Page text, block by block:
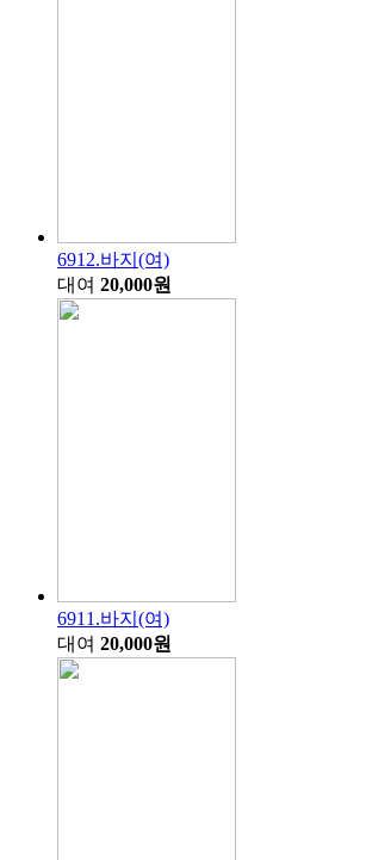
6912.바지(여)
대여 20,000원
6911.바지(여)
대여 20,000원